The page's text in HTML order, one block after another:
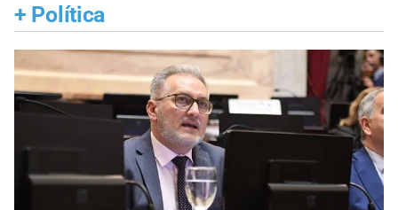
+ Política